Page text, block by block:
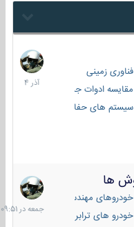
زمینی
ادوات جنگی
های حفاظت فعال
21
آذر
1404
ها
مهندسی
پیاده نظام
های ترابری نظامی
جمعه
در
09:51